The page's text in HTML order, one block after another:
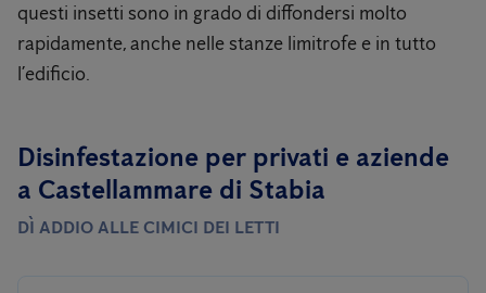
questi insetti sono in grado di diffondersi molto
rapidamente, anche nelle stanze limitrofe e in tutto
l’edificio.
Disinfestazione per privati ​​e aziende
a Castellammare di Stabia
DÌ ADDIO ALLE CIMICI DEI LETTI